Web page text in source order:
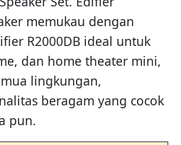
memukau dengan
R2000DB ideal untuk
dan home theater mini,
lingkungan,
beragam yang cocok
pun.